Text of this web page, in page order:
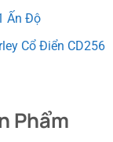
Ấn Độ
Cổ Điển CD256
Phẩm